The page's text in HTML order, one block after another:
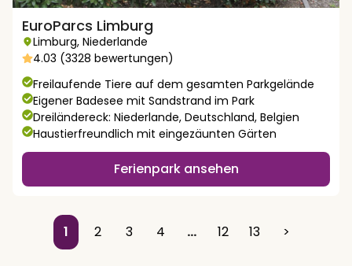
EuroParcs Limburg
Limburg, Niederlande
4.03 (3328 bewertungen)
Freilaufende Tiere auf dem gesamten Parkgelände
Eigener Badesee mit Sandstrand im Park
Dreiländereck: Niederlande, Deutschland, Belgien
Haustierfreundlich mit eingezäunten Gärten
Ferienpark ansehen
1 2 3 4 … 12 13 >